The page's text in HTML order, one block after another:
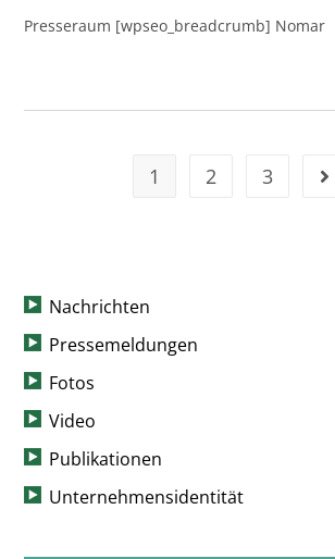
Presseraum [wpseo_breadcrumb] Nomar
1 2 3
Nachrichten
Pressemeldungen
Fotos
Video
Publikationen
Unternehmensidentität